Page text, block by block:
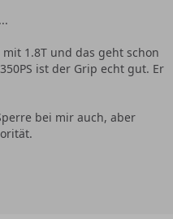
1.8T und das geht schon
ist der Grip echt gut. Er
bei mir auch, aber